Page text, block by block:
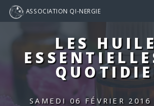
ASSOCIATION QI-NERGIE
LES
SAMEDI 06 FÉVRIER 2016